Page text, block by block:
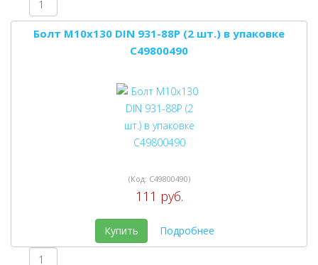
Болт M10x130 DIN 931-88P (2 шт.) в упаковке
C49800490
(Код: C49800490)
111 руб.
Купить Подробнее